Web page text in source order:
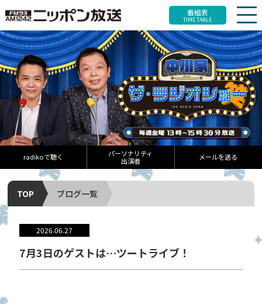
番組表
TIME TABLE
radikoで聴く
パーソナリティ
出演者
メールを送る
TOP ブログ一覧
2026.06.27
7月3日のゲストは…ツートライブ！